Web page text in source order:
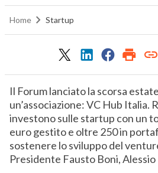
Home Startup
Il Forum lanciato la scorsa
un’associazione: VC Hub Italia.
investono sulle startup con un
euro gestito e oltre 250 in
sostenere lo sviluppo del
Presidente Fausto Boni,